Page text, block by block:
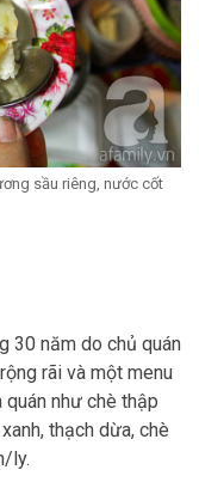
sầu riêng, nước cốt
30 năm do chủ quán
rãi và một menu
như chè thập
thạch dừa, chè
ly.